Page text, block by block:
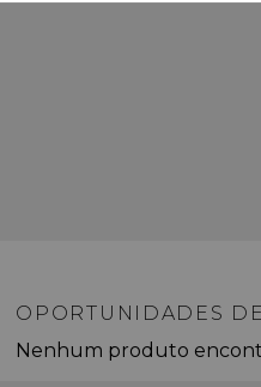
OPORTUNIDADES
Nenhum produto